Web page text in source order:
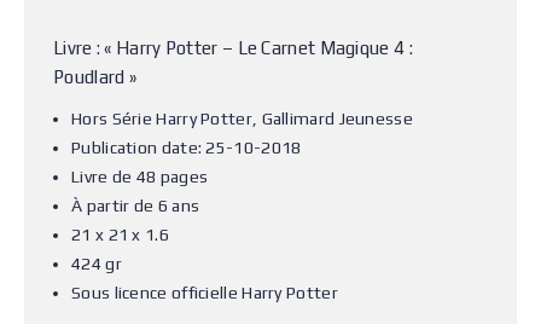
Livre : « Harry Potter – Le Carnet Magique 4 :
Poudlard »
Hors Série Harry Potter, Gallimard Jeunesse
Publication date: 25-10-2018
Livre de 48 pages
À partir de 6 ans
21 x 21 x 1.6
424 gr
Sous licence officielle Harry Potter